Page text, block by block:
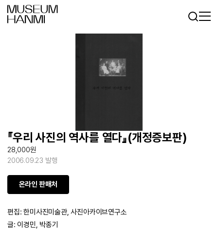
『우리 사진의 역사를 열다』(개정증보판)
28,000원
2006.09.23 발행
온라인 판매처
편집: 한미사진미술관, 사진아카이브연구소
글: 이경민, 박종기